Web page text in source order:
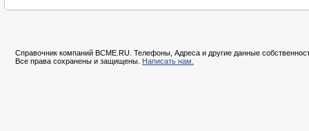
Справочник компаний BCME.RU. Телефоны, Адреса и другие данные
Все права сохранены и защищены. Написать нам.